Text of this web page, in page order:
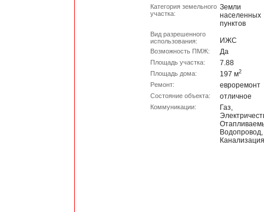
Категория земельного
участка:
Земли
населенных
пунктов
Вид разрешенного
использования:
ИЖС
Возможность ПМЖ: Да
Площадь участка: 7.88
Площадь дома: 197 м2
Ремонт: евроремонт
Состояние объекта: отличное
Коммуникации:
Газ,
Водопровод,
Канализация